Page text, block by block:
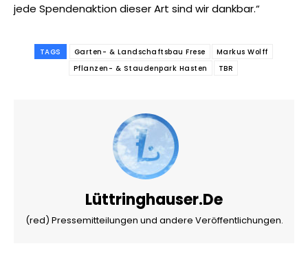
jede Spendenaktion dieser Art sind wir dankbar.“
TAGS Garten- & Landschaftsbau Frese
Markus Wolff
Pflanzen- & Staudenpark Hasten
TBR
Lüttringhauser.de
(red) Pressemitteilungen und andere Veröffentlichungen.